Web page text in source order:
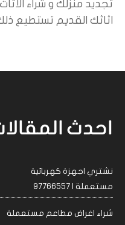
تجديد منزلك و شراء
اثاثك القديم تستطيع
احدث
نشتري اجهزة كهربائية
مستعملة | 97766557
شراء اغراض مطاعم مستعملة